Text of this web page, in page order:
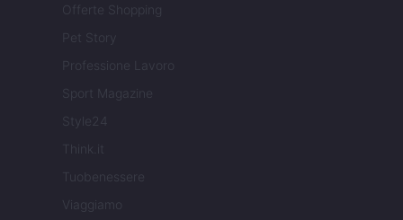
Offerte Shopping
Pet Story
Professione Lavoro
Sport Magazine
Style24
Think.it
Tuobenessere
Viaggiamo